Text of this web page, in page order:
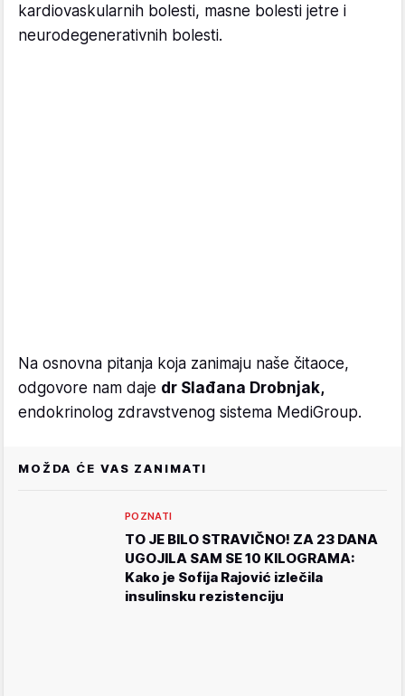
kardiovaskularnih bolesti, masne bolesti jetre i
neurodegenerativnih bolesti.
Na osnovna pitanja koja zanimaju naše čitaoce,
odgovore nam daje dr Slađana Drobnjak,
endokrinolog zdravstvenog sistema MediGroup.
MOŽDA ĆE VAS ZANIMATI
POZNATI
TO JE BILO STRAVIČNO! ZA 23 DANA
UGOJILA SAM SE 10 KILOGRAMA:
Kako je Sofija Rajović izlečila
insulinsku rezistenciju